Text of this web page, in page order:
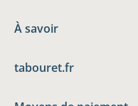
À savoir
tabouret.fr